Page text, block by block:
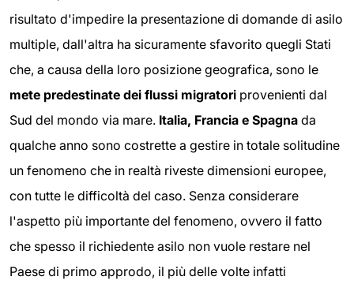
risultato d'impedire la presentazione di domande di asilo
multiple, dall'altra ha sicuramente sfavorito quegli Stati
che, a causa della loro posizione geografica, sono le
mete predestinate dei flussi migratori provenienti dal
Sud del mondo via mare. Italia, Francia e Spagna da
qualche anno sono costrette a gestire in totale solitudine
un fenomeno che in realtà riveste dimensioni europee,
con tutte le difficoltà del caso. Senza considerare
l'aspetto più importante del fenomeno, ovvero il fatto
che spesso il richiedente asilo non vuole restare nel
Paese di primo approdo, il più delle volte infatti